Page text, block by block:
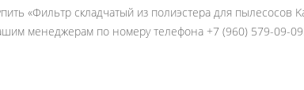
«Фильтр складчатый из полиэстера для пылесосов
менеджерам по номеру телефона +7 (960) 579-09-09.